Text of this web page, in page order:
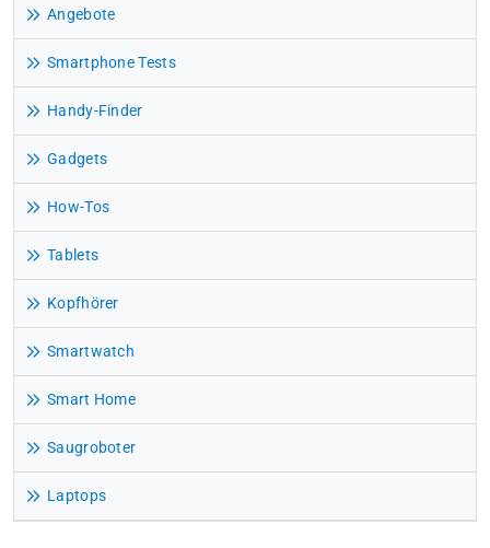
Angebote
Smartphone Tests
Handy-Finder
Gadgets
How-Tos
Tablets
Kopfhörer
Smartwatch
Smart Home
Saugroboter
Laptops